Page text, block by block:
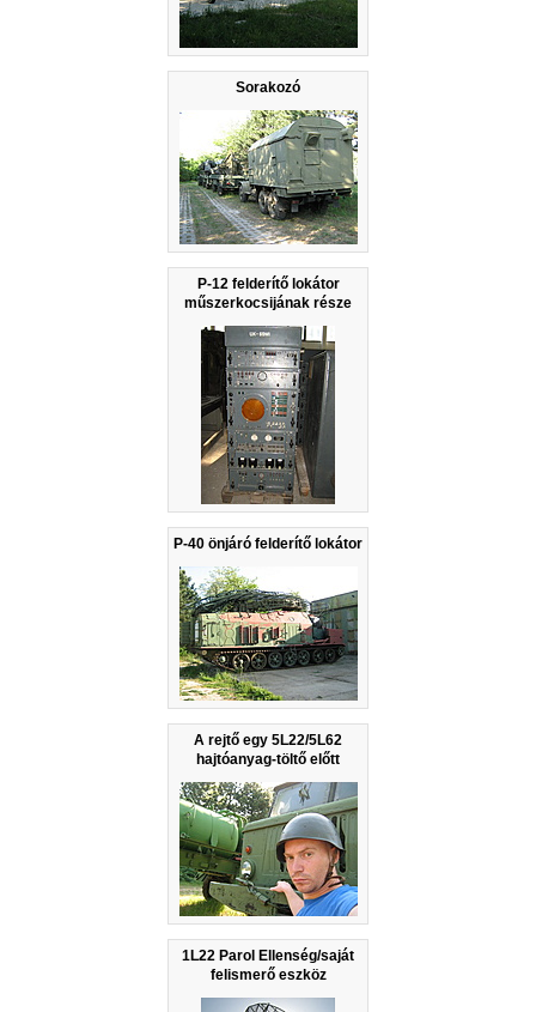
Sorakozó
P-12 felderítő lokátor
műszerkocsijának része
P-40 önjáró felderítő lokátor
A rejtő egy 5L22/5L62
hajtóanyag-töltő előtt
1L22 Parol Ellenség/saját
felismerő eszköz